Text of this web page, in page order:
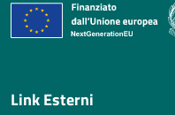
Link Esterni